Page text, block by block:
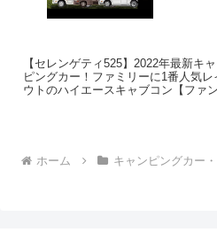
【セレンゲティ525】2022年最新キ
ピングカー！ファミリーに1番人気レ
ウトのハイエースキャブコン【ファン
ホーム キャンピングカー